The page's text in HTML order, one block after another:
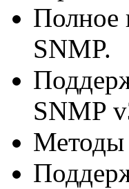
Полное
SNMP.
SNMP
Методы